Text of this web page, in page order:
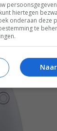
is dat
hiertegen
onderaan deze
te